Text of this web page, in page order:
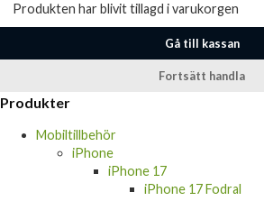
Produkten har blivit tillagd i varukorgen
Gå till kassan
Fortsätt handla
Produkter
Mobiltillbehör
iPhone
iPhone 17
iPhone 17 Fodral